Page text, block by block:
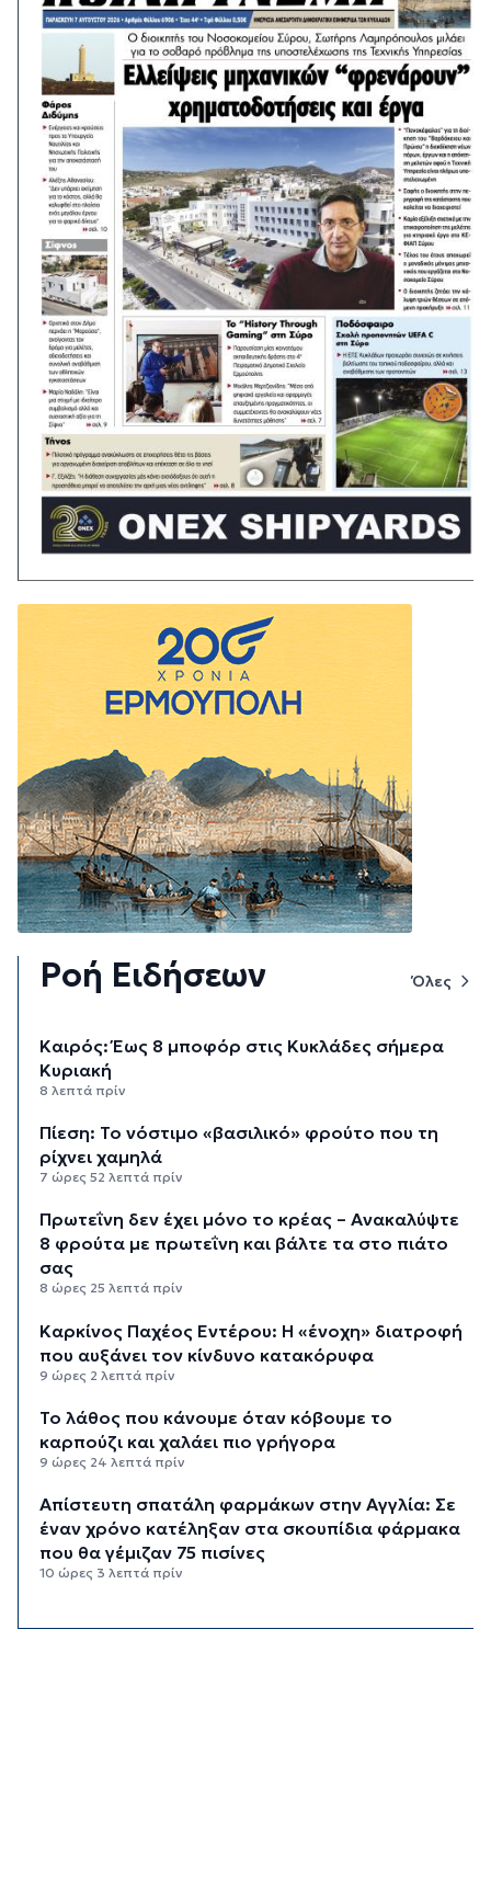
Ροή Ειδήσεων Όλες
Καιρός: Έως 8 μποφόρ στις Κυκλάδες σήμερα
Κυριακή
8 λεπτά πρίν
Πίεση: Το νόστιμο «βασιλικό» φρούτο που τη
ρίχνει χαμηλά
7 ώρες 52 λεπτά πρίν
Πρωτεΐνη δεν έχει μόνο το κρέας – Ανακαλύψτε
8 φρούτα με πρωτεΐνη και βάλτε τα στο πιάτο
σας
8 ώρες 25 λεπτά πρίν
Καρκίνος Παχέος Εντέρου: Η «ένοχη» διατροφή
που αυξάνει τον κίνδυνο κατακόρυφα
9 ώρες 2 λεπτά πρίν
Το λάθος που κάνουμε όταν κόβουμε το
καρπούζι και χαλάει πιο γρήγορα
9 ώρες 24 λεπτά πρίν
Απίστευτη σπατάλη φαρμάκων στην Αγγλία: Σε
έναν χρόνο κατέληξαν στα σκουπίδια φάρμακα
που θα γέμιζαν 75 πισίνες
10 ώρες 3 λεπτά πρίν